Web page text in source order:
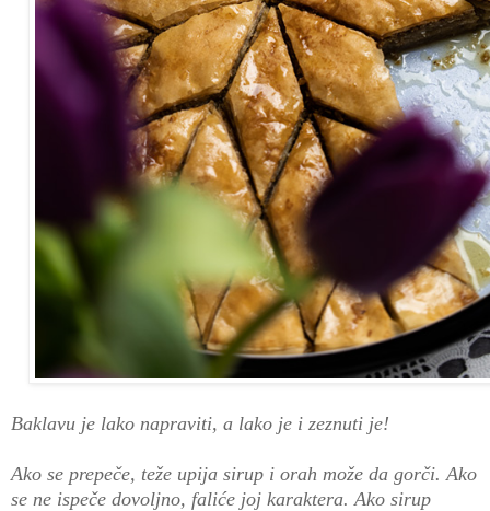
Baklavu je lako napraviti, a lako je i zeznuti je!
Ako se prepeče, teže upija sirup i orah može da gorči. Ako
se ne ispeče dovoljno, faliće joj karaktera. Ako sirup